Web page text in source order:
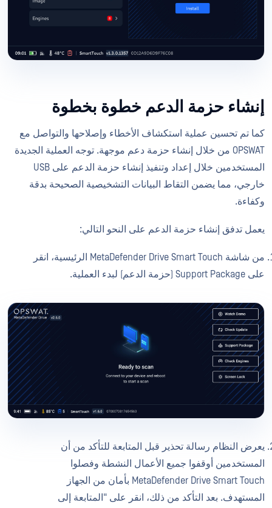
إنشاء حزمة الدعم خطوة بخطوة
كما تم تحسين عملية استكشاف الأخطاء وإصلاحها والتواصل مع
OPSWAT من خلال إنشاء حزمة دعم موجهة. توجه العملية الجديدة
المستخدمين خلال إعداد وتنفيذ إنشاء حزمة الدعم على USB
خارجي، مما يضمن التقاط البيانات التشخيصية الصحيحة بدقة
وكفاءة.
يعمل تدفق إنشاء حزمة الدعم على النحو التالي:
من شاشة MetaDefender Drive Smart Touch الرئيسية، انقر
على Support Package (حزمة الدعم) لبدء العملية.
يعرض النظام رسالة تحذير قبل المتابعة للتأكد من أن
المستخدمين أوقفوا جميع الأعمال النشطة وفصلوا
MetaDefender Drive Smart Touch بأمان من الجهاز
المستهدف. بعد التأكد من ذلك، انقر على "المتابعة إلى